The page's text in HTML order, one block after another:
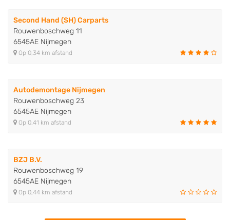
Second Hand (SH) Carparts
Rouwenboschweg 11
6545AE Nijmegen
Op 0,34 km afstand
Autodemontage Nijmegen
Rouwenboschweg 23
6545AE Nijmegen
Op 0,41 km afstand
BZJ B.V.
Rouwenboschweg 19
6545AE Nijmegen
Op 0,44 km afstand